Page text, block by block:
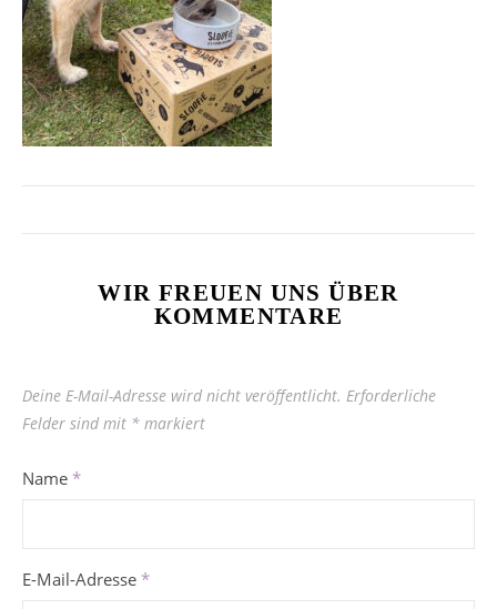
WIR FREUEN UNS ÜBER
KOMMENTARE
Deine E-Mail-Adresse wird nicht veröffentlicht. Erforderliche
Felder sind mit * markiert
Name *
E-Mail-Adresse *